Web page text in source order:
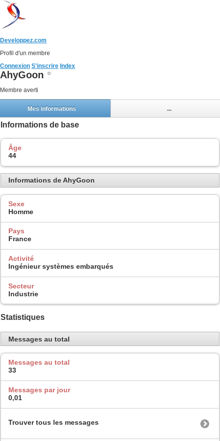
Developpez.com
Profil d'un membre
Connexion S'inscrire Index
AhyGoon
Membre averti
Mes informations ...
Informations de base
Âge
44
Informations de AhyGoon
Sexe
Homme
Pays
France
Activité
Ingénieur systèmes embarqués
Secteur
Industrie
Statistiques
Messages au total
Messages au total
33
Messages par jour
0,01
Trouver tous les messages